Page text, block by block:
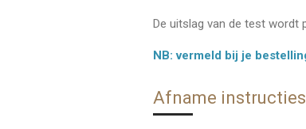
De uitslag van de test wordt
NB: vermeld bij je
Afname instructies